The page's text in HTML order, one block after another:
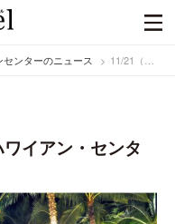
ンターのニュース 11/21（水）、ロイヤル・ハワイアン・センターでツリーの点灯式
イアン・センタ